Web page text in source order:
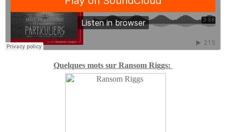
Quelques mots sur Ransom Riggs: